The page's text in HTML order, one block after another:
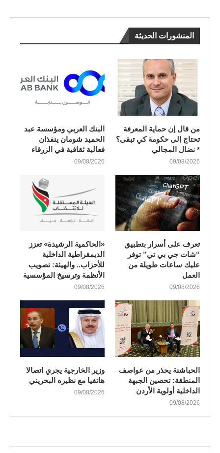
المنشورات الحديثة
من قال إن حماية المعرفة
تحتاج إلى حكومة كي تبقى؟
* نضال المجالي
09/08/2026
البنك العربي ومؤسسة عبد
الحميد شومان ينفذان
فعالية ثقافية في الزرقاء
09/08/2026
تعرف على أسرار بتطبيق
“شات جي بي تي” توفر
عليك ساعات طويلة من
العمل
09/08/2026
«الحاكمية الرشيدة» تعزز
الديمقراطية الداخلية
للأحزاب.. والهيئة: تصويب
الأنظمة وترسيخ المؤسسية
09/08/2026
الحباشنة يحذر من عواصف
المنطقة: تحصين الجبهة
الداخلية أولوية الأردن
09/08/2026
وزير الخارجية يجري اتصالا
هاتفيا مع نظيره البحريني
09/08/2026